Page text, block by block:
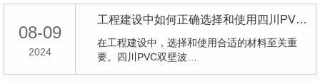
08-09
2024
工程建设中如何正确选择和使用四川PVC双壁波纹管
在工程建设中，选择和使用合适的材料至关重
要。四川PVC双壁波…